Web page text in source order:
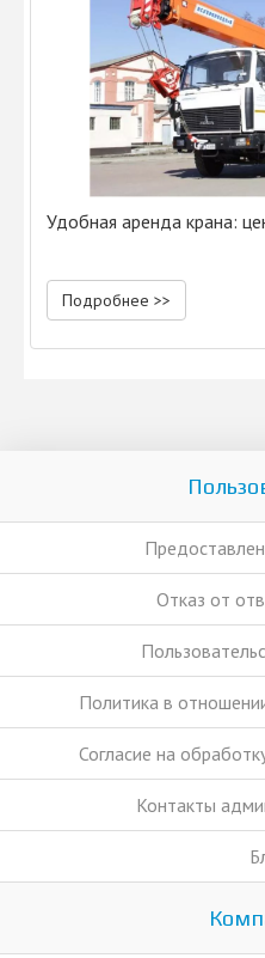
Удобная аренда крана:
Подробнее >>
Отказ от
Политика в
Согласие на
Контакты